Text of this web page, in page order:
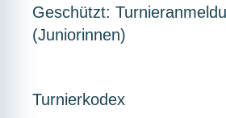
Geschützt:
(Juniorinnen)
Turnierkodex